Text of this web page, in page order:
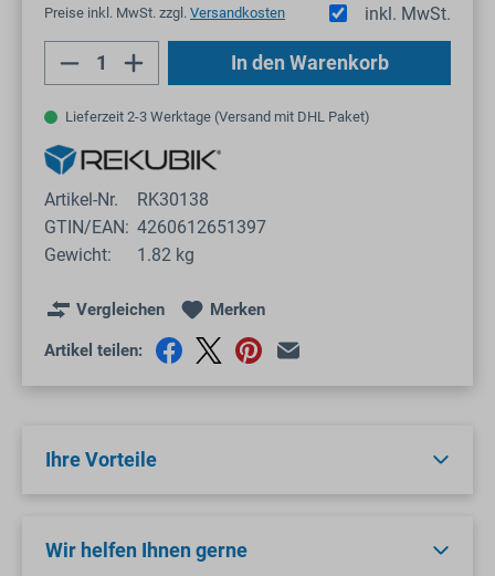
inkl. MwSt.
Preise inkl. MwSt. zzgl. Versandkosten
Produkt Anzahl: Gib den gewünschten
In den Warenkorb
Lieferzeit 2-3 Werktage (Versand mit DHL Paket)
Artikel-Nr.
RK30138
GTIN/EAN: 4260612651397
Gewicht:
1.82 kg
Vergleichen Merken
Artikel teilen:
Ihre Vorteile
Wir helfen Ihnen gerne